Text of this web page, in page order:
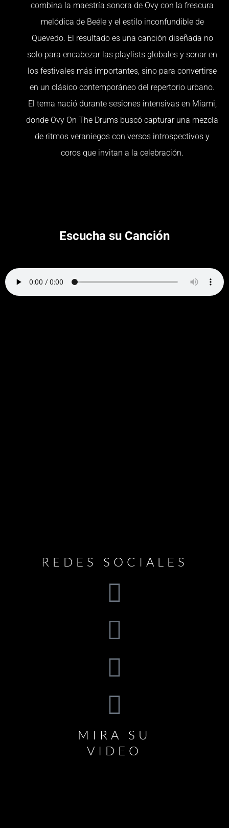
combina la maestría sonora de Ovy con la frescura
melódica de Beéle y el estilo inconfundible de
Quevedo. El resultado es una canción diseñada no
solo para encabezar las playlists globales y sonar en
los festivales más importantes, sino para convertirse
en un clásico contemporáneo del repertorio urbano.
El tema nació durante sesiones intensivas en Miami,
donde Ovy On The Drums buscó capturar una mezcla
de ritmos veraniegos con versos introspectivos y
coros que invitan a la celebración.
Escucha su Canción
REDES SOCIALES
MIRA SU
VIDEO